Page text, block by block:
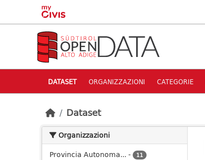
Skip to main content
DATASET ORGANIZZAZIONI CATEGORIE
Dataset
Organizzazioni
Provincia Autonoma... - 11